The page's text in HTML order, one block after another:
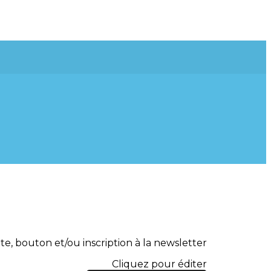
bouton et/ou inscription à la newsletter
Cliquez pour éditer